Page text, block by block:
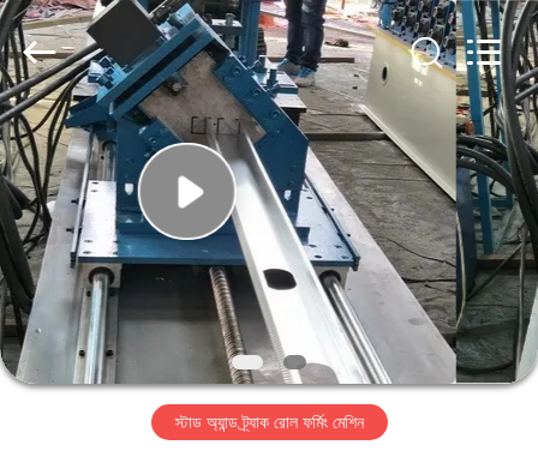
বাড়ি
পণ্য
আমাদের
সম্বন্ধে
কারখানা
Cangzhou
Famous
International
Trading
Co.,
Ltd.
All
Rights
Reserved.
স্টাড অ্যান্ড ট্র্যাক রোল ফর্মিং মেশিন